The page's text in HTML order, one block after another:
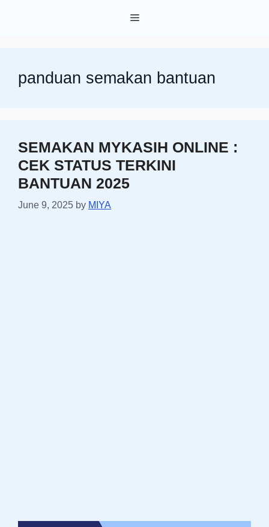
Menu
panduan semakan bantuan
SEMAKAN MYKASIH ONLINE :
CEK STATUS TERKINI
BANTUAN 2025
June 9, 2025 by MIYA